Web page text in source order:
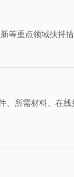
重点领域扶持
所需材料、在